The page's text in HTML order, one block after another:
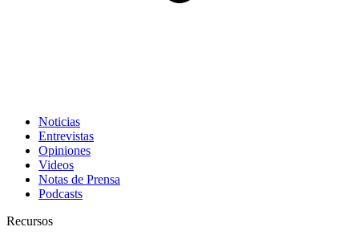
Noticias
Entrevistas
Opiniones
Videos
Notas de Prensa
Podcasts
Recursos